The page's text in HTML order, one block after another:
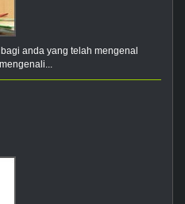
anda yang telah mengenal